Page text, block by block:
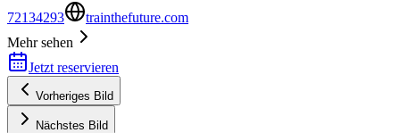
72134293
trainthefuture.com
Mehr sehen
Jetzt reservieren
Vorheriges Bild
Nächstes Bild